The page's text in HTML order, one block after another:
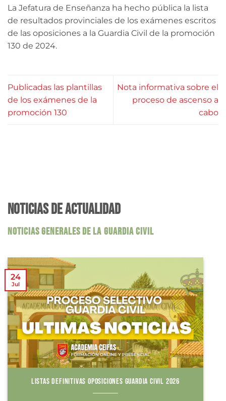
La Jefatura de Enseñanza ha hecho pública la lista
de resultados provinciales de los exámenes escritos
de las oposiciones a la Guardia Civil de la promoción
130 de 2024.
Publicadas las plantillas
de los exámenes de la
promoción 130
Nota informativa sobre el
proceso de ascenso a
cabo
NOTICIAS DE ACTUALIDAD
NOTICIAS GENERALES DE LA GUARDIA CIVIL
LISTAS DEFINITIVAS OPOSICIONES GUARDIA CIVIL 2026
24
Jul